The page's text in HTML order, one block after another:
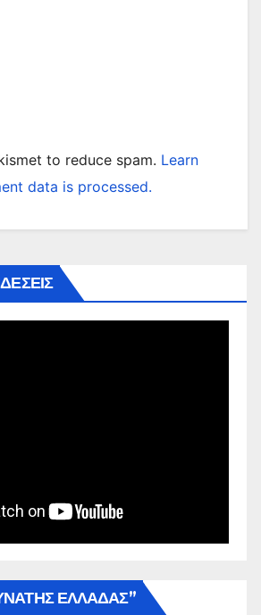
to reduce spam. Learn
data is processed.
ΕΛΛΑΔΑΣ”